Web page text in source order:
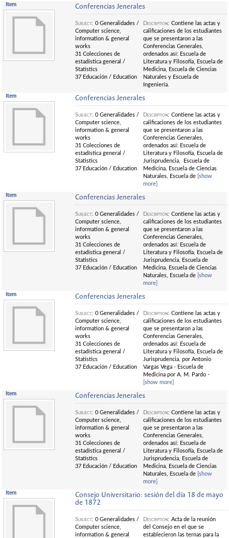
Item Conferencias Jenerales
Subject: 0 Generalidades /
Computer science,
information & general
works
31 Colecciones de
estadística general /
Statistics
37 Educación / Education
Description: Contiene las actas y
calificaciones de los estudiantes
que se presentaron a las
Conferencias Generales,
ordenados así: Escuela de
Literatura y Filosofía, Escuela de
Medicina, Escuela de Ciencias
Naturales y Escuela de
Ingeniería.
Item Conferencias Jenerales
Subject: 0 Generalidades /
Computer science,
information & general
works
31 Colecciones de
estadística general /
Statistics
37 Educación / Education
Description: Contiene las actas y
calificaciones de los estudiantes
que se presentaron a las
Conferencias Generales,
ordenados así: Escuela de
Literatura y Filosofía, Escuela de
Jurisprudencia, Escuela de
Medicina, Escuela de Ciencias
Naturales, Escuela de [show
more]
Item Conferencias Jenerales
Subject: 0 Generalidades /
Computer science,
information & general
works
31 Colecciones de
estadística general /
Statistics
37 Educación / Education
Description: Contiene las actas y
calificaciones de los estudiantes
que se presentaron a las
Conferencias Generales,
ordenados así: Escuela de
Literatura y Filosofía, Escuela de
Jurisprudencia, Escuela de
Medicina, Escuela de Ciencias
Naturales, Escuela de [show
more]
Item Conferencias Jenerales
Subject: 0 Generalidades /
Computer science,
information & general
works
31 Colecciones de
estadística general /
Statistics
37 Educación / Education
Description: Contiene las actas y
calificaciones de los estudiantes
que se presentaron a las
Conferencias Generales,
ordenados así: Escuela de
Literatura y Filosofía, Escuela de
Jurisprudencia, por Antonio
Vargas Vega - Escuela de
Medicina por A. M. Pardo -
[show more]
Item Conferencias Jenerales
Subject: 0 Generalidades /
Computer science,
information & general
works
31 Colecciones de
estadística general /
Statistics
37 Educación / Education
Description: Contiene las actas y
calificaciones de los estudiantes
que se presentaron a las
Conferencias Generales,
ordenados así: Escuela de
Literatura y Filosofía, Escuela de
Jurisprudencia, Escuela de
Medicina, Escuela de Ciencias
Naturales, Escuela de [show
more]
Item
Consejo Universitario: sesión del día 18 de mayo
de 1872
Subject: 0 Generalidades /
Computer science,
information & general
Description: Acta de la reunión
del Consejo en el que se
establecieron las ternas para la